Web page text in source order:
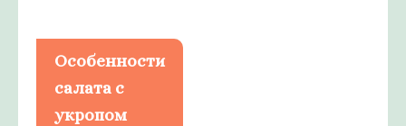
Особенности
салата с
укропом